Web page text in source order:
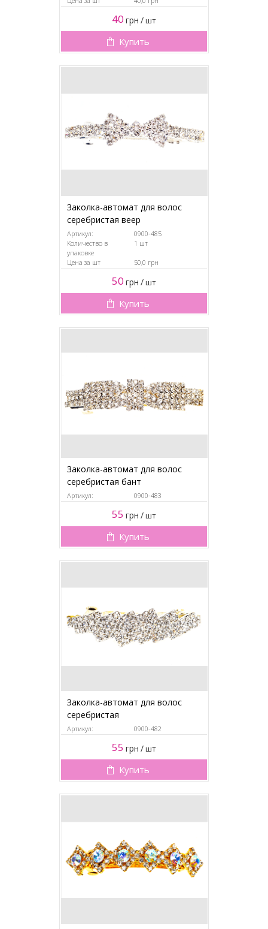
40 грн /шт
Купить
Заколка-автомат для волос
серебристая веер
Артикул:
0900-485
Количество в
упаковке
1 шт
Цена за шт 50,0 грн
50 грн /шт
Купить
Заколка-автомат для волос
серебристая бант
Артикул: 0900-483
55 грн /шт
Купить
Заколка-автомат для волос
серебристая
Артикул: 0900-482
55 грн /шт
Купить